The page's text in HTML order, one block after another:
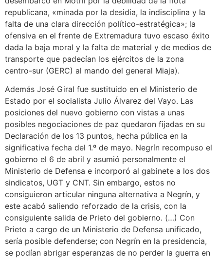
republicana, «minada por la desidia, la indisciplina y la
falta de una clara dirección político-estratégica»; la
ofensiva en el frente de Extremadura tuvo escaso éxito
dada la baja moral y la falta de material y de medios de
transporte que padecían los ejércitos de la zona
centro-sur (GERC) al mando del general Miaja).​
Además José Giral fue sustituido en el Ministerio de
Estado por el socialista Julio Álvarez del Vayo.​ Las
posiciones del nuevo gobierno con vistas a unas
posibles negociaciones de paz quedaron fijadas en su
Declaración de los 13 puntos, hecha pública en la
significativa fecha del 1.º de mayo. Negrín recompuso el
gobierno el 6 de abril y asumió personalmente el
Ministerio de Defensa e incorporó al gabinete a los dos
sindicatos, UGT y CNT. Sin embargo, estos no
consiguieron articular ninguna alternativa a Negrín, y
este acabó saliendo reforzado de la crisis, con la
consiguiente salida de Prieto del gobierno.​ (…) Con
Prieto a cargo de un Ministerio de Defensa unificado,
sería posible defenderse; con Negrín en la presidencia,
se podían abrigar esperanzas de no perder la guerra en